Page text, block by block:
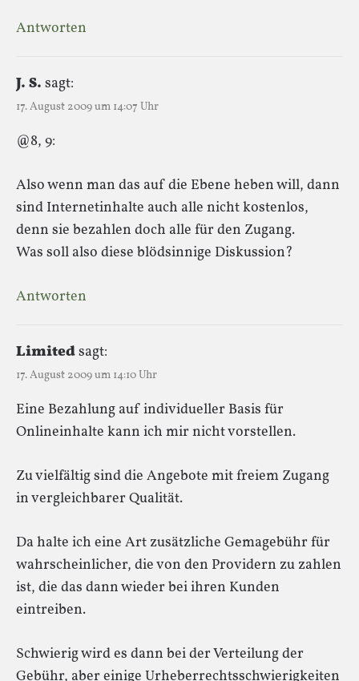
Antworten
J. S. sagt:
17. August 2009 um 14:07 Uhr
@8, 9:
Also wenn man das auf die Ebene heben will, dann
sind Internetinhalte auch alle nicht kostenlos,
denn sie bezahlen doch alle für den Zugang.
Was soll also diese blödsinnige Diskussion?
Antworten
Limitedsagt:
17. August 2009 um 14:10 Uhr
Eine Bezahlung auf individueller Basis für
Onlineinhalte kann ich mir nicht vorstellen.
Zu vielfältig sind die Angebote mit freiem Zugang
in vergleichbarer Qualität.
Da halte ich eine Art zusätzliche Gemagebühr für
wahrscheinlicher, die von den Providern zu zahlen
ist, die das dann wieder bei ihren Kunden
eintreiben.
Schwierig wird es dann bei der Verteilung der
Gebühr, aber einige Urheberrechtsschwierigkeiten